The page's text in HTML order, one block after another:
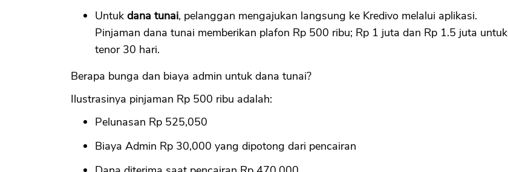
Untuk dana tunai, pelanggan mengajukan langsung ke Kredivo melalui aplikasi.
Pinjaman dana tunai memberikan plafon Rp 500 ribu; Rp 1 juta dan Rp 1.5 juta untuk
tenor 30 hari.
Berapa bunga dan biaya admin untuk dana tunai?
Ilustrasinya pinjaman Rp 500 ribu adalah:
Pelunasan Rp 525,050
Biaya Admin Rp 30,000 yang dipotong dari pencairan